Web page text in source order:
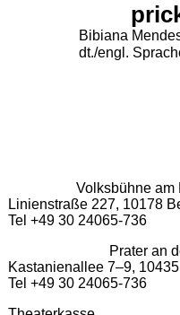
Bibiana
dt./engl.
Volksbühne am
Linienstraße 227, 10178
Tel +49 30 24065-736
Prater an
Kastanienallee 7–9,
Tel +49 30 24065-736